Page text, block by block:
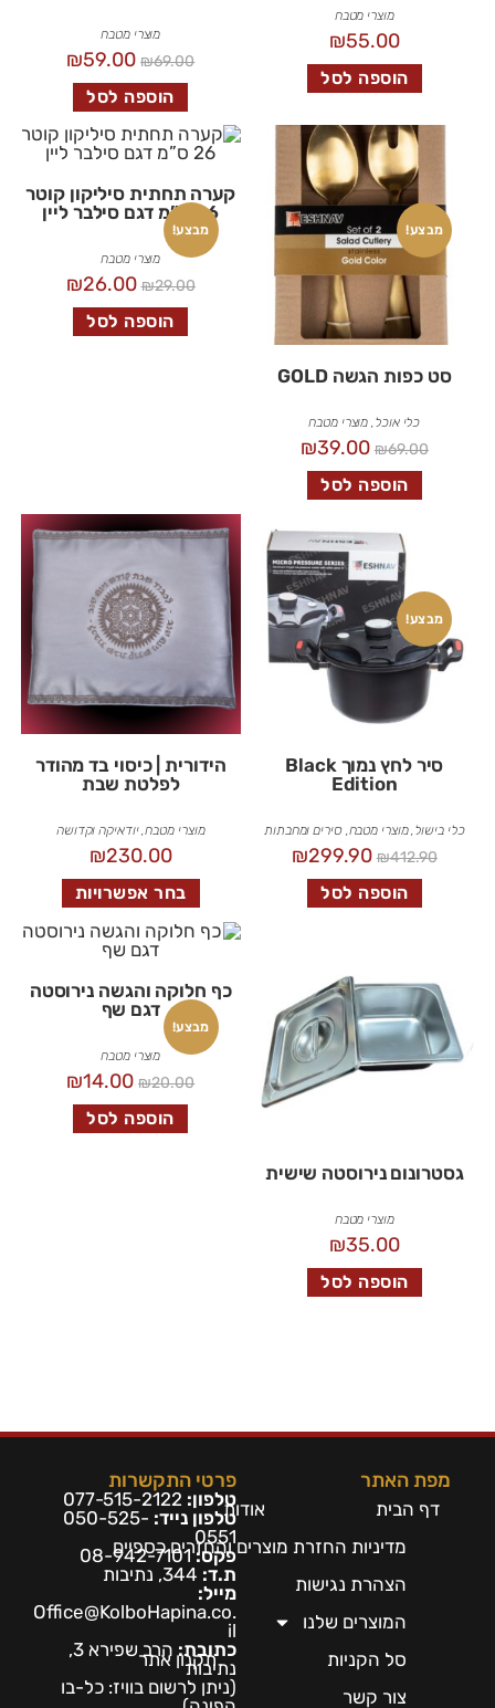
מוצרי מטבח
₪55.00
הוספה לסל
מוצרי מטבח
₪69.00
₪59.00
הוספה לסל
מבצע!
סט כפות הגשה GOLD
כלי אוכל, מוצרי מטבח
₪69.00
₪39.00
הוספה לסל
מבצע!
קערה תחתית סיליקון קוטר
26 ס”מ דגם סילבר ליין
מוצרי מטבח
₪29.00
₪26.00
הוספה לסל
מבצע!
סיר לחץ נמוך Black
Edition
כלי בישול,מוצרי מטבח,סירים ומחבתות
₪412.90
₪299.90
הוספה לסל
הידורית | כיסוי בד מהודר
לפלטת שבת
מוצרי מטבח,יודאיקה וקדושה
₪230.00
בחר אפשרויות
גסטרונום נירוסטה שישית
מוצרי מטבח
₪35.00
הוספה לסל
מבצע!
כף חלוקה והגשה נירוסטה
דגם שף
מוצרי מטבח
₪20.00
₪14.00
הוספה לסל
מפת האתר
דף הבית
אודות
מדיניות החזרת מוצרים והחזרים כספיים
הצהרת נגישות
המוצרים שלנו
סל הקניות
תקנון אתר
צור קשר
פרטי התקשרות
טלפון: 077-515-2122
טלפון נייד: 050-525-
0551
פקס:08-942-7101
ת.ד:
מייל:
Office@KolboHapina.co.
il
כתובת:
הרב שפירא 3,
נתיבות
(ניתן לרשום בוויז: כל-בו